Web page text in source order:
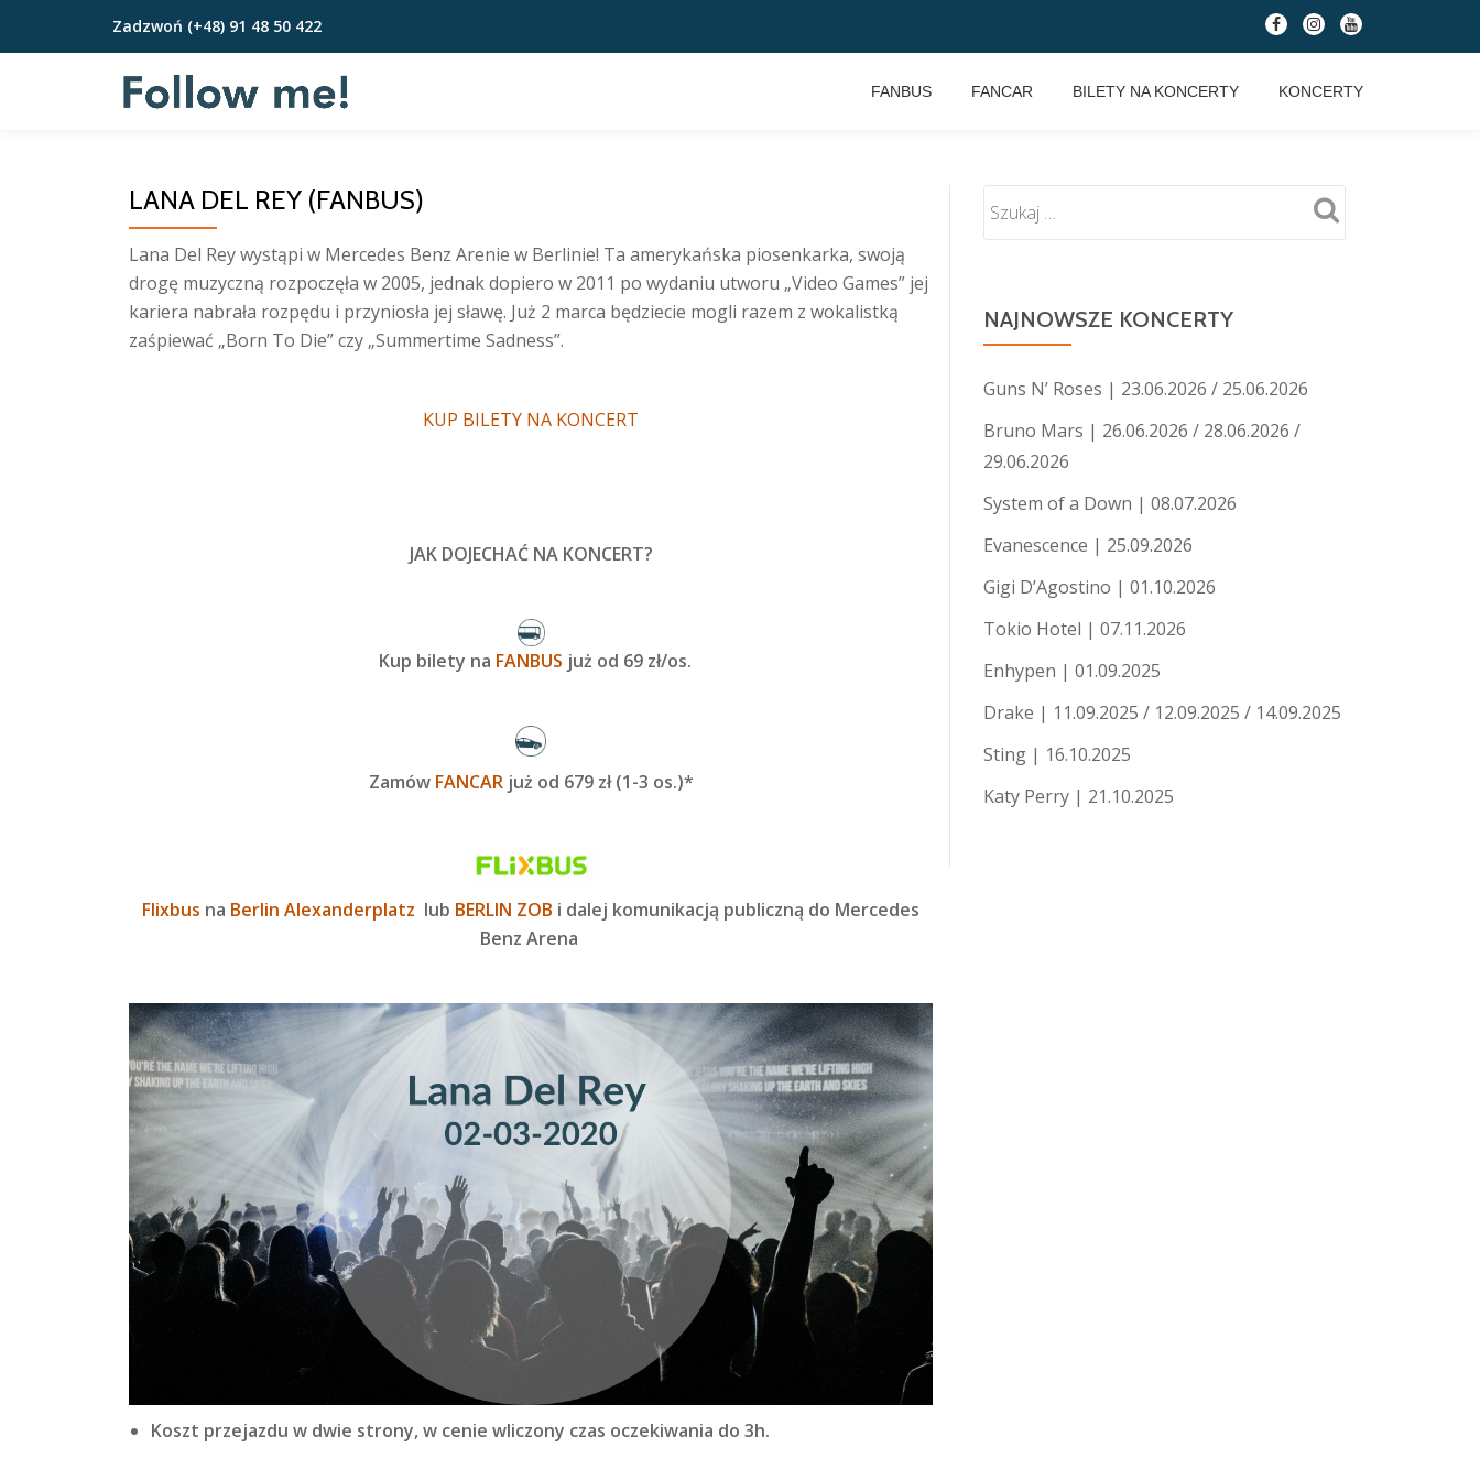
Przejdź
Zadzwoń (+48) 91 48 50 422
fa-
facebook
fa-
instagram
fa-
youtube
FANBUS FANCAR BILETY NA KONCERTY KONCERTY
LANA DEL REY (FANBUS)
Lana Del Rey wystąpi w Mercedes Benz Arenie w Berlinie! Ta amerykańska piosenkarka, swoją
drogę muzyczną rozpoczęła w 2005, jednak dopiero w 2011 po wydaniu utworu „Video Games” jej
kariera nabrała rozpędu i przyniosła jej sławę. Już 2 marca będziecie mogli razem z wokalistką
zaśpiewać „Born To Die” czy „Summertime Sadness”.
KUP BILETY NA KONCERT
JAK DOJECHAĆ NA KONCERT?
Kup bilety na FANBUS już od 69 zł/os.
Zamów FANCARjuż od 679 zł (1-3 os.)*
Flixbus na Berlin Alexanderplatz lub BERLIN ZOB i dalej komunikacją publiczną do Mercedes
Benz Arena
Koszt przejazdu w dwie strony, w cenie wliczony czas oczekiwania do 3h.
NAJNOWSZE KONCERTY
Guns N’ Roses | 23.06.2026 / 25.06.2026
Bruno Mars | 26.06.2026 / 28.06.2026 /
29.06.2026
System of a Down | 08.07.2026
Evanescence | 25.09.2026
Gigi D’Agostino | 01.10.2026
Tokio Hotel | 07.11.2026
Enhypen | 01.09.2025
Drake | 11.09.2025 / 12.09.2025 / 14.09.2025
Sting | 16.10.2025
Katy Perry | 21.10.2025